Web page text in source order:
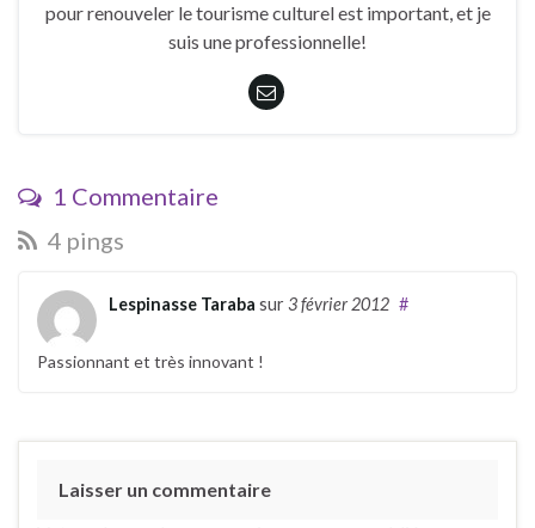
pour renouveler le tourisme culturel est important, et je
suis une professionnelle!
1 Commentaire
4 pings
Lespinasse Taraba sur 3 février 2012 #
Passionnant et très innovant !
Laisser un commentaire